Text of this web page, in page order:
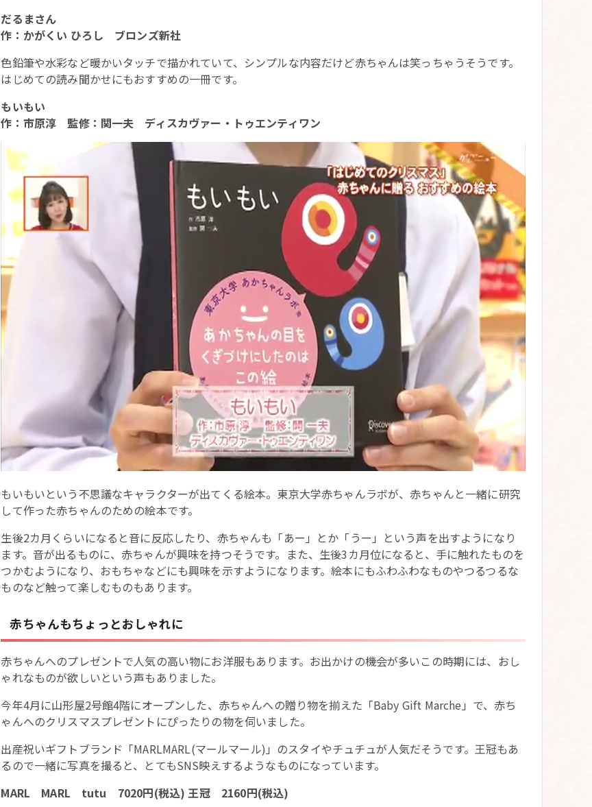
だるまさん
作：かがくい ひろし ブロンズ新社
色鉛筆や水彩など暖かいタッチで描かれていて、シンプルな内容だけど赤ちゃんは笑っちゃうそうです。
はじめての読み聞かせにもおすすめの一冊です。
もいもい
作：市原淳 監修：関一夫 ディスカヴァー・トゥエンティワン
もいもいという不思議なキャラクターが出てくる絵本。東京大学赤ちゃんラボが、赤ちゃんと一緒に研究
して作った赤ちゃんのための絵本です。
生後2カ月くらいになると音に反応したり、赤ちゃんも「あー」とか「うー」という声を出すようになり
ます。音が出るものに、赤ちゃんが興味を持つそうです。また、生後3カ月位になると、手に触れたものを
つかむようになり、おもちゃなどにも興味を示すようになります。絵本にもふわふわなものやつるつるな
ものなど触って楽しむものもあります。
赤ちゃんもちょっとおしゃれに
赤ちゃんへのプレゼントで人気の高い物にお洋服もあります。お出かけの機会が多いこの時期には、おし
ゃれなものが欲しいという声もありました。
今年4月に山形屋2号館4階にオープンした、赤ちゃんへの贈り物を揃えた「Baby Gift Marche」で、赤ち
ゃんへのクリスマスプレゼントにぴったりの物を伺いました。
出産祝いギフトブランド「MARLMARL(マールマール)」のスタイやチュチュが人気だそうです。王冠もあ
るので一緒に写真を撮ると、とてもSNS映えするようなものになっています。
MARL MARL tutu 7020円(税込) 王冠 2160円(税込)